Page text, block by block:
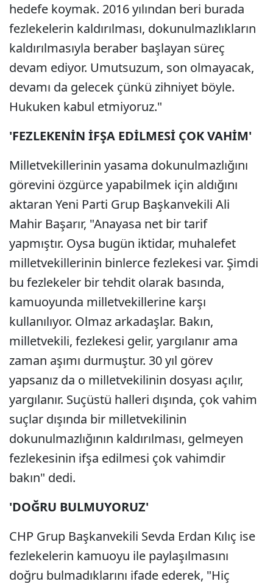
hedefe koymak. 2016 yılından beri burada
fezlekelerin kaldırılması, dokunulmazlıkların
kaldırılmasıyla beraber başlayan süreç
devam ediyor. Umutsuzum, son olmayacak,
devamı da gelecek çünkü zihniyet böyle.
Hukuken kabul etmiyoruz."
'FEZLEKENİN İFŞA EDİLMESİ ÇOK VAHİM'
Milletvekillerinin yasama dokunulmazlığını
görevini özgürce yapabilmek için aldığını
aktaran Yeni Parti Grup Başkanvekili Ali
Mahir Başarır, "Anayasa net bir tarif
yapmıştır. Oysa bugün iktidar, muhalefet
milletvekillerinin binlerce fezlekesi var. Şimdi
bu fezlekeler bir tehdit olarak basında,
kamuoyunda milletvekillerine karşı
kullanılıyor. Olmaz arkadaşlar. Bakın,
milletvekili, fezlekesi gelir, yargılanır ama
zaman aşımı durmuştur. 30 yıl görev
yapsanız da o milletvekilinin dosyası açılır,
yargılanır. Suçüstü halleri dışında, çok vahim
suçlar dışında bir milletvekilinin
dokunulmazlığının kaldırılması, gelmeyen
fezlekesinin ifşa edilmesi çok vahimdir
bakın" dedi.
'DOĞRU BULMUYORUZ'
CHP Grup Başkanvekili Sevda Erdan Kılıç ise
fezlekelerin kamuoyu ile paylaşılmasını
doğru bulmadıklarını ifade ederek, "Hiç